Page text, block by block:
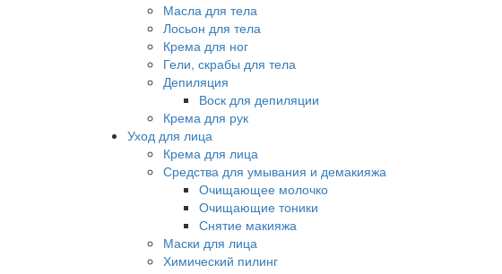
Масла для тела
Лосьон для тела
Крема для ног
Гели, скрабы для тела
Депиляция
Воск для депиляции
Крема для рук
Уход для лица
Крема для лица
Средства для умывания и демакияжа
Очищающее молочко
Очищающие тоники
Снятие макияжа
Маски для лица
Химический пилинг